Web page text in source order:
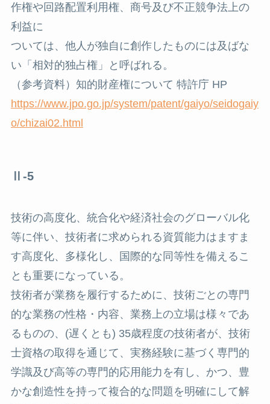
作権や回路配置利用権、商号及び不正競争法上の
利益に
ついては、他人が独自に創作したものには及ばな
い「相対的独占権」と呼ばれる。
（参考資料）知的財産権について 特許庁 HP
https://www.jpo.go.jp/system/patent/gaiyo/seidogaiy
o/chizai02.html
Ⅱ-5
技術の高度化、統合化や経済社会のグローバル化
等に伴い、技術者に求められる資質能力はますま
す高度化、多様化し、国際的な同等性を備えるこ
とも重要になっている。
技術者が業務を履行するために、技術ごとの専門
的な業務の性格・内容、業務上の立場は様々であ
るものの、(遅くとも) 35歳程度の技術者が、技術
士資格の取得を通じて、実務経験に基づく専門的
学識及び高等の専門的応用能力を有し、かつ、豊
かな創造性を持って複合的な問題を明確にして解